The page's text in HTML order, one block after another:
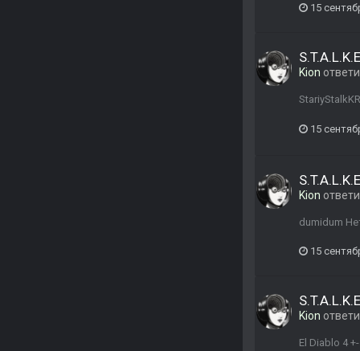
15
Kion
15
Kion
dumidum
15
Kion
El Diablo 4